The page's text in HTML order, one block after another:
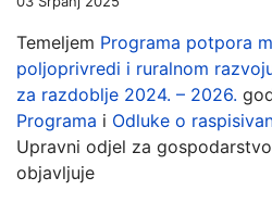
Temeljem Programa potpora
poljoprivredi i ruralnom
za razdoblje 2024. – 2026.
Programa i Odluke o
Upravni odjel za
objavljuje